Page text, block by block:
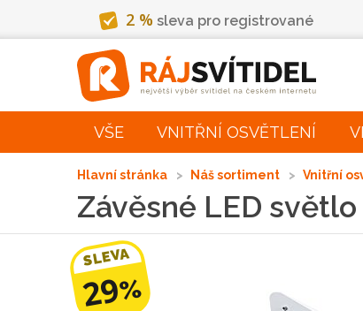
2 % sleva pro registrované
VŠE VNITŘNÍ OSVĚTLENÍ
Hlavní stránka Náš sortiment Vnitřní
Závěsné LED
SLEVA
29%